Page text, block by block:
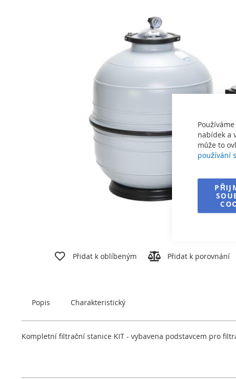
nabídek a
může to
používání
Přidat k oblíbeným Přidat k porovnání
Popis Charakteristický
Kompletní filtrační stanice KIT - vybavena podstavcem pro